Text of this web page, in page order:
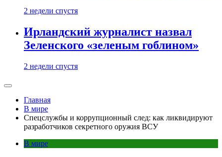
2 недели спустя
Ирландский журналист назвал
Зеленского «зеленым гоблином»
2 недели спустя
Главная
В мире
Спецслужбы и коррупционный след: как ликвидируют
разработчиков секретного оружия ВСУ
В мире